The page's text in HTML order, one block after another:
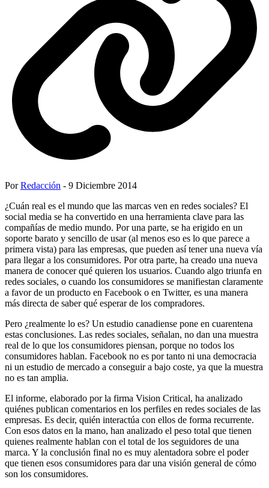
PorRedacción - 9 Diciembre 2014
¿Cuán real es el mundo que las marcas ven en redes sociales? El
social media se ha convertido en una herramienta clave para las
compañías de medio mundo. Por una parte, se ha erigido en un
soporte barato y sencillo de usar (al menos eso es lo que parece a
primera vista) para las empresas, que pueden así tener una nueva vía
para llegar a los consumidores. Por otra parte, ha creado una nueva
manera de conocer qué quieren los usuarios. Cuando algo triunfa en
redes sociales, o cuando los consumidores se manifiestan claramente
a favor de un producto en Facebook o en Twitter, es una manera
más directa de saber qué esperar de los compradores.
Pero ¿realmente lo es? Un estudio canadiense pone en cuarentena
estas conclusiones. Las redes sociales, señalan, no dan una muestra
real de lo que los consumidores piensan, porque no todos los
consumidores hablan. Facebook no es por tanto ni una democracia
ni un estudio de mercado a conseguir a bajo coste, ya que la muestra
no es tan amplia.
El informe, elaborado por la firma Vision Critical, ha analizado
quiénes publican comentarios en los perfiles en redes sociales de las
empresas. Es decir, quién interactúa con ellos de forma recurrente.
Con esos datos en la mano, han analizado el peso total que tienen
quienes realmente hablan con el total de los seguidores de una
marca. Y la conclusión final no es muy alentadora sobre el poder
que tienen esos consumidores para dar una visión general de cómo
son los consumidores.